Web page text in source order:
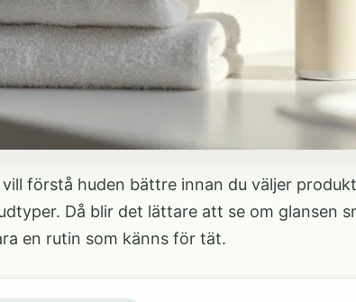
vill förstå huden bättre innan du väljer
. Då blir det lättare att se om glansen
en rutin som känns för tät.